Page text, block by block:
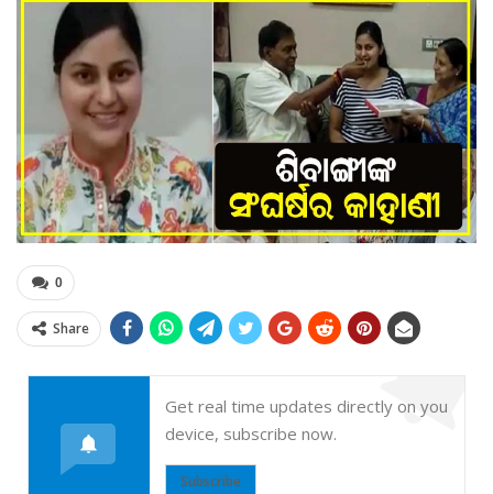
0
Share
Get real time updates directly on you
device, subscribe now.
Subscribe